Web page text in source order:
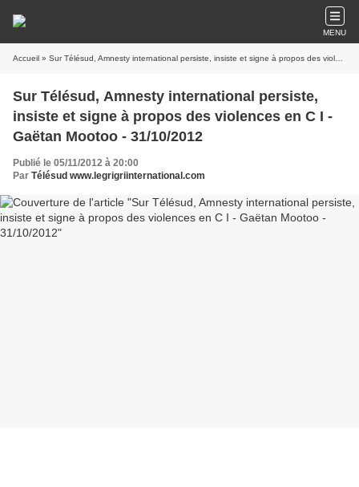
MENU
Accueil » Sur Télésud, Amnesty international persiste, insiste et signe à propos des violences en C I - Gaëtan Mootoo - 31/10/2012
Sur Télésud, Amnesty international persiste,
insiste et signe à propos des violences en C I -
Gaëtan Mootoo - 31/10/2012
Publié le 05/11/2012 à 20:00
Par Télésud www.legrigriinternational.com